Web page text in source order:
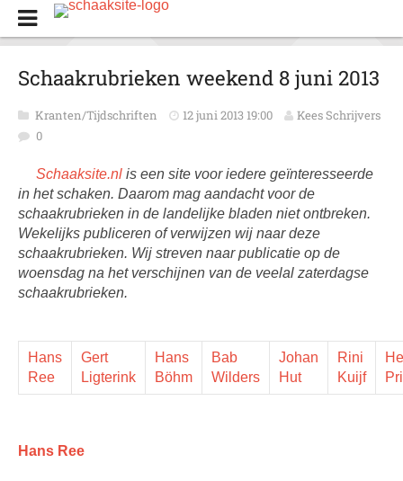
Schaakrubrieken weekend 8 juni 2013
Kranten/Tijdschriften 12 juni 2013 19:00
Kees Schrijvers
0
Schaaksite.nl is een site voor iedere geïnteresseerde
in het schaken. Daarom mag aandacht voor de
schaakrubrieken in de landelijke bladen niet ontbreken.
Wekelijks publiceren of verwijzen wij naar deze
schaakrubrieken. Wij streven naar publicatie op de
woensdag na het verschijnen van de veelal zaterdagse
schaakrubrieken.
Hans
Ree
Gert
Ligterink
Hans
Böhm
Bab
Wilders
Johan
Hut
Rini
Kuijf
Hans Ree